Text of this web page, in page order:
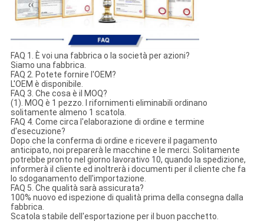
FAQ 1. È voi una fabbrica o la società per azioni?
Siamo una fabbrica.
FAQ 2. Potete fornire l'OEM?
L'OEM è disponibile.
FAQ 3. Che cosa è il MOQ?
(1). MOQ è 1 pezzo. I rifornimenti eliminabili ordinano
solitamente almeno 1 scatola.
FAQ 4. Come circa l'elaborazione di ordine e termine
d'esecuzione?
Dopo che la conferma di ordine e ricevere il pagamento
anticipato, noi preparerà le macchine e le merci. Solitamente
potrebbe pronto nel giorno lavorativo 10, quando la spedizione,
informerà il cliente ed inoltrerà i documenti per il cliente che fa
lo sdoganamento dell'importazione.
FAQ 5. Che qualità sarà assicurata?
100% nuovo ed ispezione di qualità prima della consegna dalla
fabbrica.
Scatola stabile dell'esportazione per il buon pacchetto.